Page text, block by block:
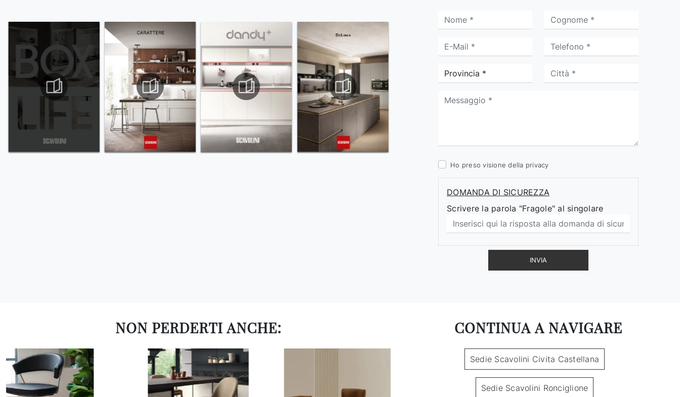
Ho preso visione della privacy
DOMANDA DI SICUREZZA
Scrivere la parola "Fragole" al singolare
INVIA
NON PERDERTI ANCHE: CONTINUA A NAVIGARE
Sedie Scavolini Civita Castellana
Sedie Scavolini Ronciglione